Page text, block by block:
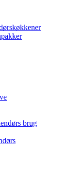
brug